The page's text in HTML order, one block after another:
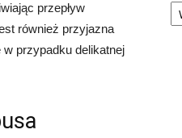
przepływ
również przyjazna
przypadku delikatnej